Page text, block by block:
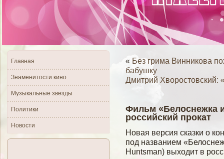
Главная
Знаменитости кино
Музыкальные звезды
Политики
Новости
« Без грима Винникова
бабушку
Дмитрий Хворостовский:
Фильм «Белоснежка
российский прокат
Новая версия сказки о
под названием
Huntsman) выходит в